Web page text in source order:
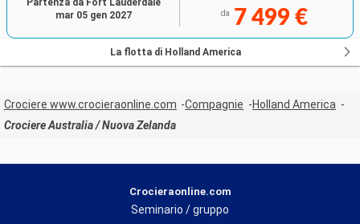
da 7 499 €
mar 05 gen 2027
La flotta di Holland America
Crociere www.crocieraonline.com Compagnie
Holland America
Crociere Australia / Nuova Zelanda
Crocieraonline.com
Seminario / gruppo